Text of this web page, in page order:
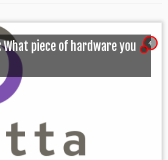
4
What piece of hardware you